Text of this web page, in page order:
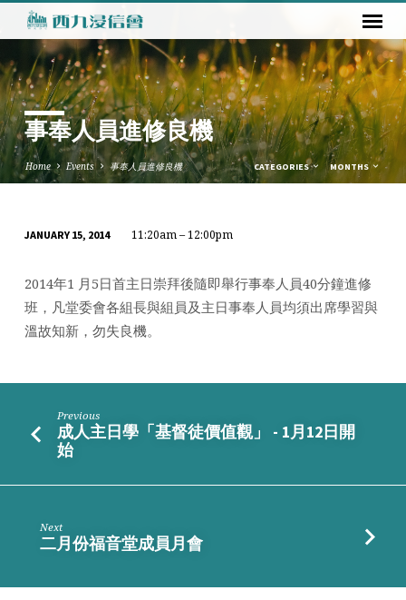
事奉人員進修良機
Home Events 事奉人員進修良機 CATEGORIES MONTHS
奉
人
員
進
良
JANUARY 15, 2014 11:20am – 12:00pm
2014年1 月5日首主日崇拜後隨即舉行事奉人員40分鐘進修
班，凡堂委會各組長與組員及主日事奉人員均須出席學習與
溫故知新，勿失良機。
Previous
成人主日學「基督徒價值觀」 - 1月12日開
始
Next
二月份福音堂成員月會